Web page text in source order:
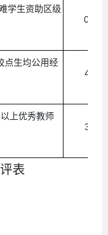
学生资助区级
0.44
点生均公用经
4.08
上优秀教师
3.00
表